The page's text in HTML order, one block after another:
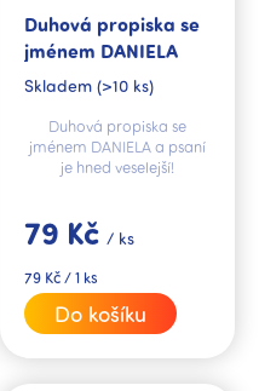
Duhová propiska se
jménem DANIELA
Skladem (>10 ks)
79 Kč / ks
Měrná
cena:
79 Kč / 1 ks
Do košíku
Duhová propiska se
jménem DANIELA a psaní
je hned veselejší!